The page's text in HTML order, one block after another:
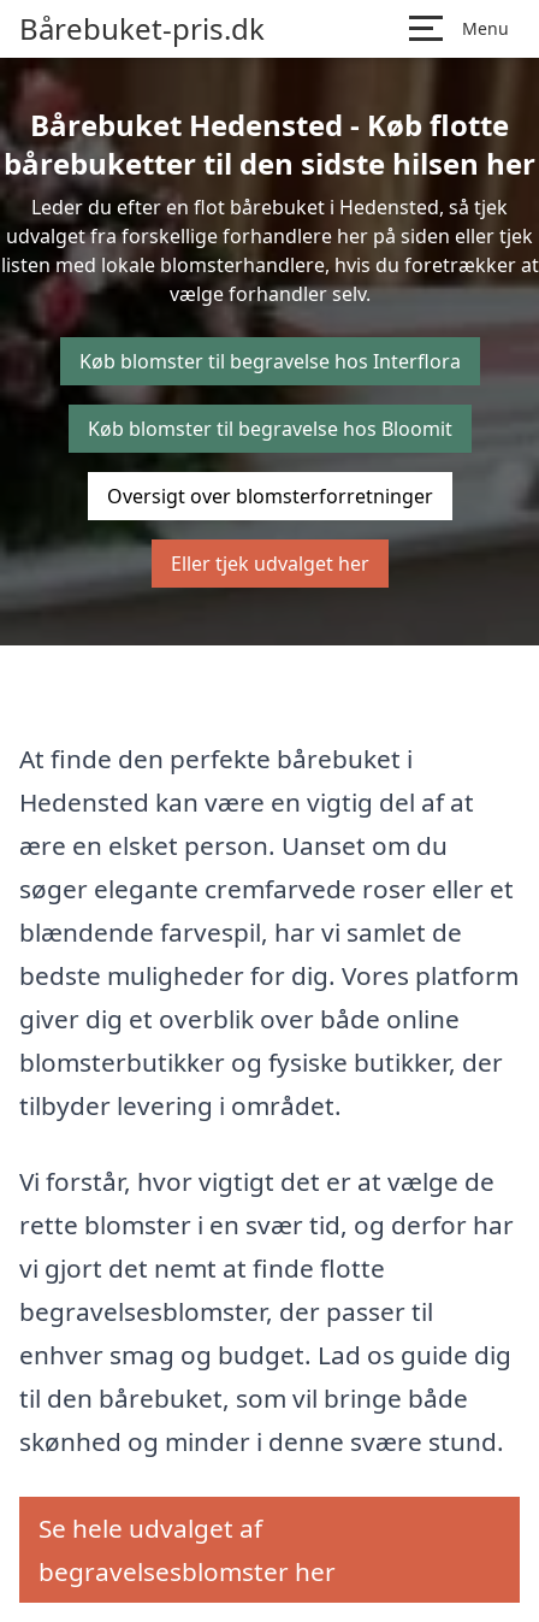
Bårebuket-pris.dk Menu
Bårebuket Hedensted - Køb flotte
bårebuketter til den sidste hilsen her
Leder du efter en flot bårebuket i Hedensted, så tjek
udvalget fra forskellige forhandlere her på siden eller tjek
listen med lokale blomsterhandlere, hvis du foretrækker at
vælge forhandler selv.
Køb blomster til begravelse hos Interflora
Køb blomster til begravelse hos Bloomit
Oversigt over blomsterforretninger
Eller tjek udvalget her
At finde den perfekte bårebuket i
Hedensted kan være en vigtig del af at
ære en elsket person. Uanset om du
søger elegante cremfarvede roser eller et
blændende farvespil, har vi samlet de
bedste muligheder for dig. Vores platform
giver dig et overblik over både online
blomsterbutikker og fysiske butikker, der
tilbyder levering i området.
Vi forstår, hvor vigtigt det er at vælge de
rette blomster i en svær tid, og derfor har
vi gjort det nemt at finde flotte
begravelsesblomster, der passer til
enhver smag og budget. Lad os guide dig
til den bårebuket, som vil bringe både
skønhed og minder i denne svære stund.
Se hele udvalget af
begravelsesblomster her